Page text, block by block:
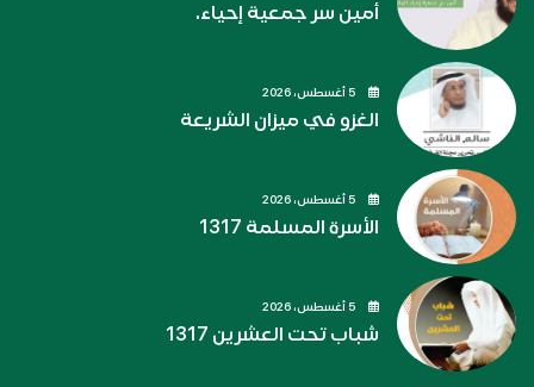
أمين سر جمعية إحياء.
الغزو في ميزان الشريعة
الأسرة المسلمة 1317
شباب تحت العشرين 1317